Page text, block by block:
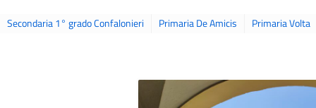
Secondaria 1° grado Confalonieri Primaria De Amicis Primaria Volta